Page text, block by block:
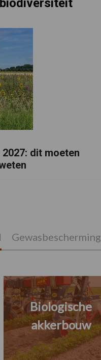
dit moeten
Gewasbescherming
Biologische
akkerbouw